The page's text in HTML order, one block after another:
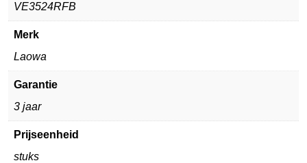
VE3524RFB
Merk
Laowa
Garantie
3 jaar
Prijseenheid
stuks